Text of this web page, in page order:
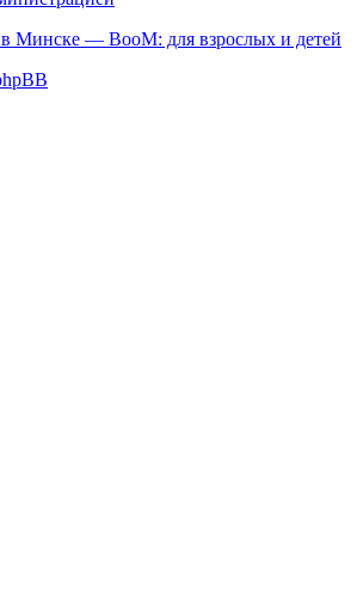
Минске — BooM: для взрослых и детей